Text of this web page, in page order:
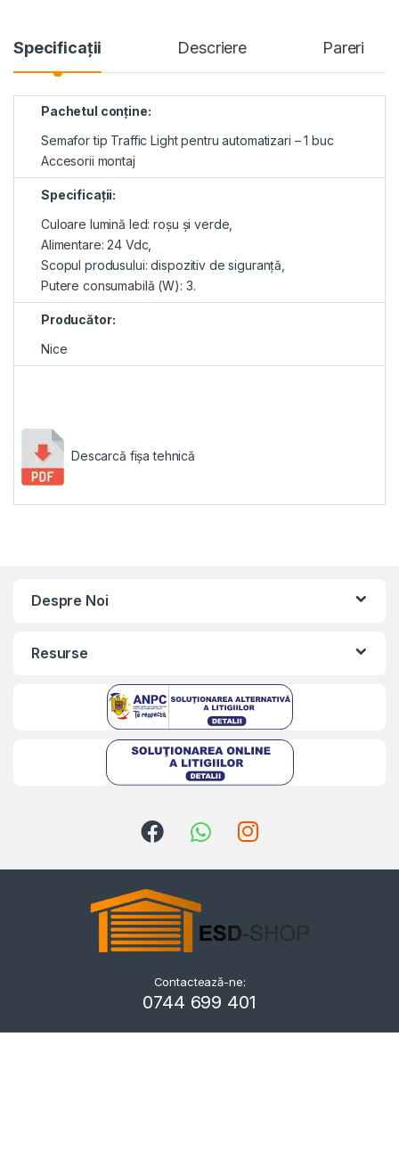
Specificaţii Descriere Pareri
Pachetul conține:
Semafor tip Traffic Light pentru automatizari – 1 buc
Accesorii montaj
Specificaţii:
Culoare lumină led: roșu și verde,
Alimentare: 24 Vdc,
Scopul produsului: dispozitiv de siguranță,
Putere consumabilă (W): 3.
Producător:
Nice
Descarcă fișa tehnică
Despre Noi
Resurse
Kriszta
Typically replies within a day
Contactează-ne:
0744 699 401